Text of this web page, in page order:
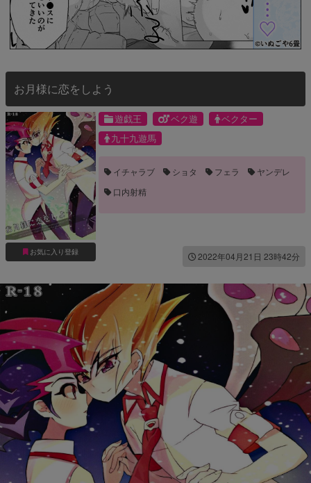
お月様に恋をしよう
お気に入り登録
遊戯王 ベク遊
ベクター
九十九遊馬
イチャラブ ショタ フェラ
ヤンデレ
口内射精
2022年04月21日 23時42分